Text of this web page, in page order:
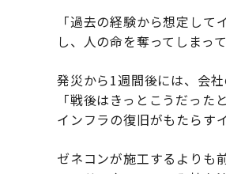
「過去の経験から想定し
し、人の命を奪ってしまっ
発災から1週間後には、会
「戦後はきっとこうだっ
インフラの復旧がもたらす
ゼネコンが施工するよりも